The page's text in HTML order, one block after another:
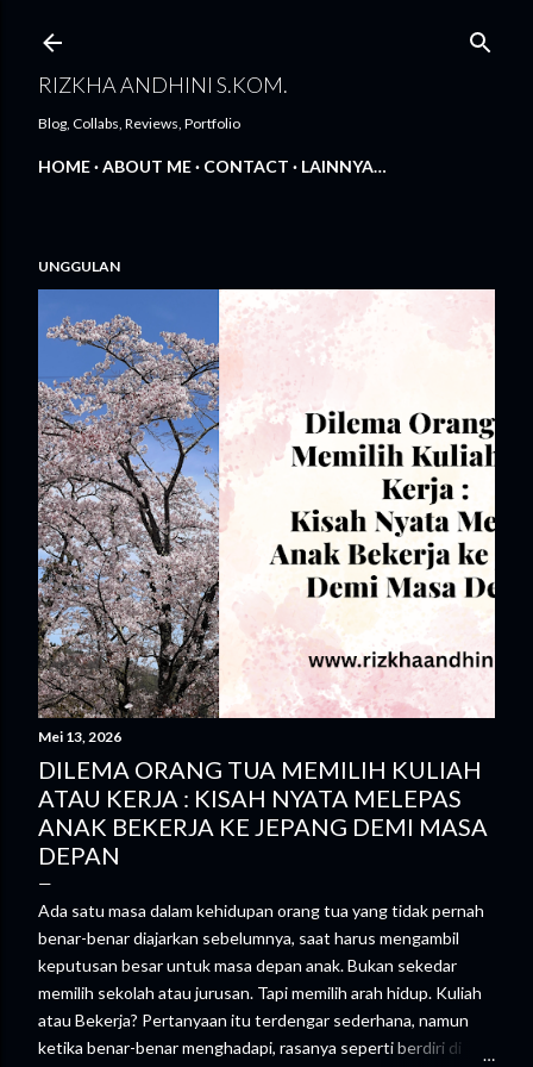
RIZKHA ANDHINI S.KOM.
Blog, Collabs, Reviews, Portfolio
HOME ABOUT ME CONTACT LAINNYA…
UNGGULAN
Mei 13, 2026
DILEMA ORANG TUA MEMILIH KULIAH
ATAU KERJA : KISAH NYATA MELEPAS
ANAK BEKERJA KE JEPANG DEMI MASA
DEPAN
Ada satu masa dalam kehidupan orang tua yang tidak pernah
benar-benar diajarkan sebelumnya, saat harus mengambil
keputusan besar untuk masa depan anak. Bukan sekedar
memilih sekolah atau jurusan. Tapi memilih arah hidup. Kuliah
atau Bekerja? Pertanyaan itu terdengar sederhana, namun
ketika benar-benar menghadapi, rasanya seperti berdiri di